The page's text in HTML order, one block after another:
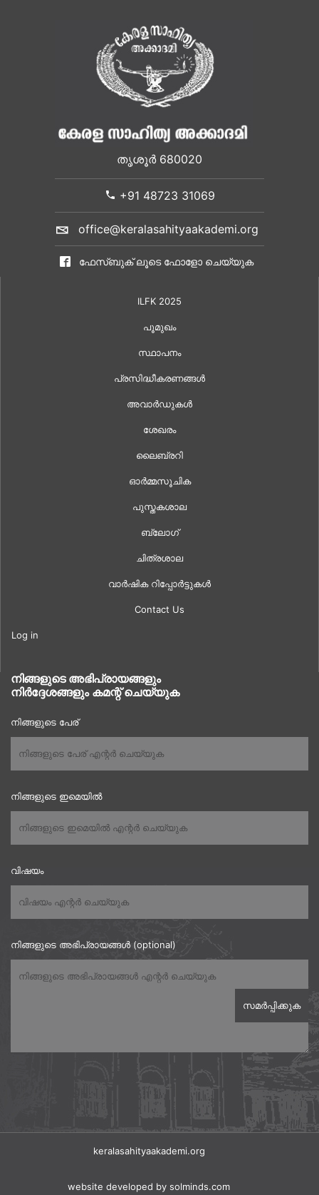
തൃശൂർ 680020
+91 48723 31069
office@keralasahityaakademi.org
ഫേസ്ബുക് ലൂടെ ഫോളോ ചെയ്യുക
ILFK 2025
പൂമുഖം
സ്ഥാപനം
പ്രസിദ്ധീകരണങ്ങൾ
അവാർഡുകൾ
ശേഖരം
ലൈബ്രറി
ഓർമ്മസൂചിക
പുസ്തകശാല
ബ്ലോഗ്
ചിത്രശാല
വാർഷിക റിപ്പോർട്ടുകൾ
Contact Us
Log in
നിങ്ങളുടെ അഭിപ്രായങ്ങളും
നിർദ്ദേശങ്ങളും കമന്റ് ചെയ്യുക
നിങ്ങളുടെ പേര്
നിങ്ങളുടെ ഇമെയിൽ
വിഷയം
നിങ്ങളുടെ അഭിപ്രായങ്ങൾ (optional)
keralasahityaakademi.org
website developed by solminds.com